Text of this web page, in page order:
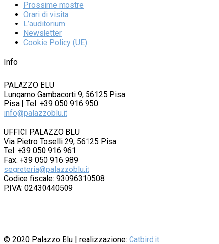
Prossime mostre
Orari di visita
L’auditorium
Newsletter
Cookie Policy (UE)
Info
PALAZZO BLU
Lungarno Gambacorti 9, 56125 Pisa
Pisa | Tel. +39 050 916 950
info@palazzoblu.it
UFFICI PALAZZO BLU
Via Pietro Toselli 29, 56125 Pisa
Tel. +39 050 916 961
Fax. +39 050 916 989
segreteria@palazzoblu.it
Codice fiscale: 93096310508
P.IVA: 02430440509
© 2020 Palazzo Blu | realizzazione: Catbird.it